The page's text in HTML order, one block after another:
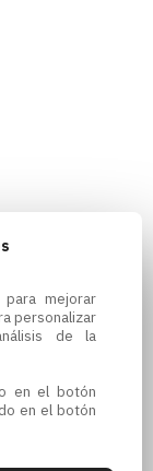
mejorar
personalizar
de la
en el botón
en el botón